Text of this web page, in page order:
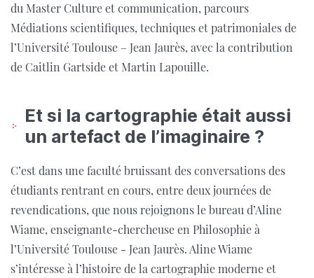
du Master Culture et communication, parcours
Médiations scientifiques, techniques et patrimoniales de
l’Université Toulouse – Jean Jaurès, avec la contribution
de Caitlin Gartside et Martin Lapouille.
Et si la cartographie était aussi
un artefact de l’imaginaire ?
C’est dans une faculté bruissant des conversations des
étudiants rentrant en cours, entre deux journées de
revendications, que nous rejoignons le bureau d’Aline
Wiame, enseignante-chercheuse en Philosophie à
l’Université Toulouse - Jean Jaurès. Aline Wiame
s’intéresse à l’histoire de la cartographie moderne et